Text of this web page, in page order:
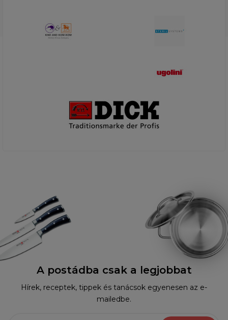
A postádba csak a legjobbat
Hírek, receptek, tippek és tanácsok egyenesen az e-
mailedbe.